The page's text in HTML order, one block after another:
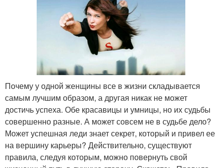
Почему у одной женщины все в жизни складывается
самым лучшим образом, а другая никак не может
достичь успеха. Обе красавицы и умницы, но их судьбы
совершенно разные. А может совсем не в судьбе дело?
Может успешная леди знает секрет, который и привел ее
на вершину карьеры? Действительно, существуют
правила, следуя которым, можно повернуть свой